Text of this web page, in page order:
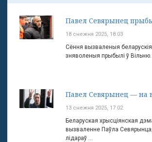
Павел Севярынец
18 снежня 2025, 18:03
Сёння вызваленыя
зняволеныя прыбылі ў
Павел Севярынец — на
13 снежня 2025, 17:02
Беларуская хрысціянская
вызваленне Паўла
лідараў ...